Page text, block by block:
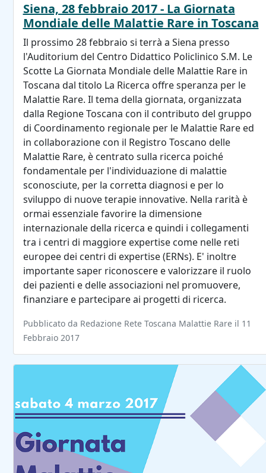
Siena, 28 febbraio 2017 - La Giornata
Mondiale delle Malattie Rare in Toscana
Il prossimo 28 febbraio si terrà a Siena presso
l'Auditorium del Centro Didattico Policlinico S.M. Le
Scotte La Giornata Mondiale delle Malattie Rare in
Toscana dal titolo La Ricerca offre speranza per le
Malattie Rare. Il tema della giornata, organizzata
dalla Regione Toscana con il contributo del gruppo
di Coordinamento regionale per le Malattie Rare ed
in collaborazione con il Registro Toscano delle
Malattie Rare, è centrato sulla ricerca poiché
fondamentale per l'individuazione di malattie
sconosciute, per la corretta diagnosi e per lo
sviluppo di nuove terapie innovative. Nella rarità è
ormai essenziale favorire la dimensione
internazionale della ricerca e quindi i collegamenti
tra i centri di maggiore expertise come nelle reti
europee dei centri di expertise (ERNs). E' inoltre
importante saper riconoscere e valorizzare il ruolo
dei pazienti e delle associazioni nel promuovere,
finanziare e partecipare ai progetti di ricerca.
Pubblicato da Redazione Rete Toscana Malattie Rare il 11
Febbraio 2017